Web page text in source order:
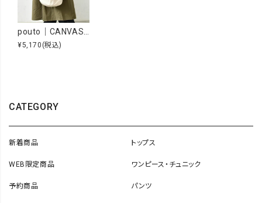
pouto｜CANVAS BUCKET BAG MINI [[PO-010]][C]
¥5,170 (税込)
CATEGORY
新着商品
WEB限定商品
予約商品
トップス
ワンピース・チュニック
パンツ